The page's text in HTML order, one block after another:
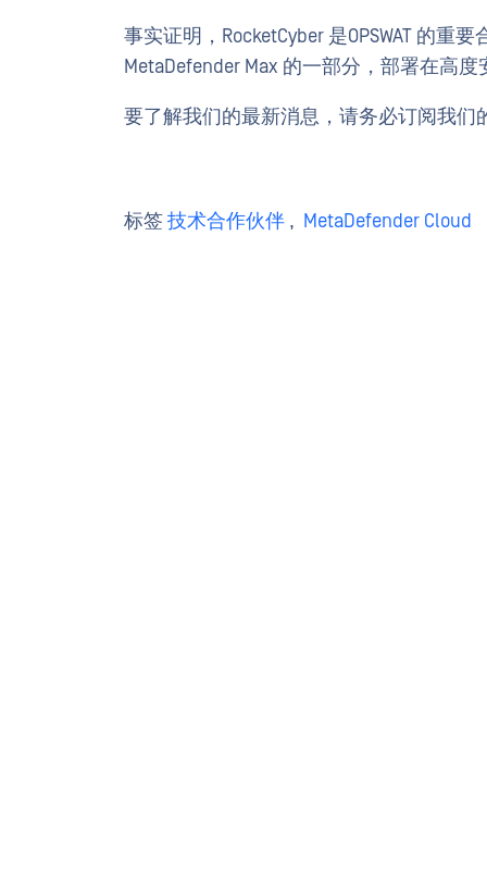
事实证明，RocketCyber 是OPSWAT 的重
MetaDefender Max 的一部分，部署在高
要了解我们的最新消息，请务必订阅我们
标签技术合作伙伴 , MetaDefender Cloud